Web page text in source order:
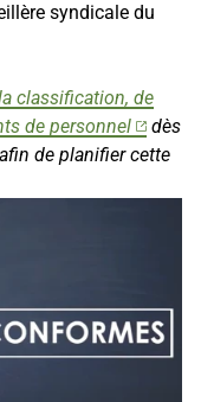
syndicale du
classification, de
de personnel
dès
de planifier cette